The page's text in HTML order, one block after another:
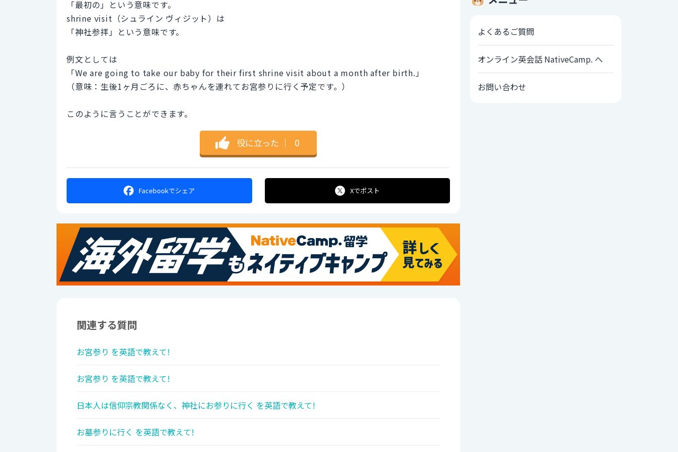
「最初の」という意味です。
shrine visit（シュライン ヴィジット）は
「神社参拝」という意味です。
例文としては
「We are going to take our baby for their first shrine visit about a month after birth.」
（意味：生後1ヶ月ごろに、赤ちゃんを連れてお宮参りに行く予定です。）
このように言うことができます。
役に立った ｜ 0
Facebookでシェア Xでポスト
関連する質問
お宮参り を英語で教えて!
お宮参り を英語で教えて!
日本人は信仰宗教関係なく、神社にお参りに行く を英語で教えて!
お墓参りに行く を英語で教えて!
よくあるご質問
オンライン英会話 NativeCamp. へ
お問い合わせ